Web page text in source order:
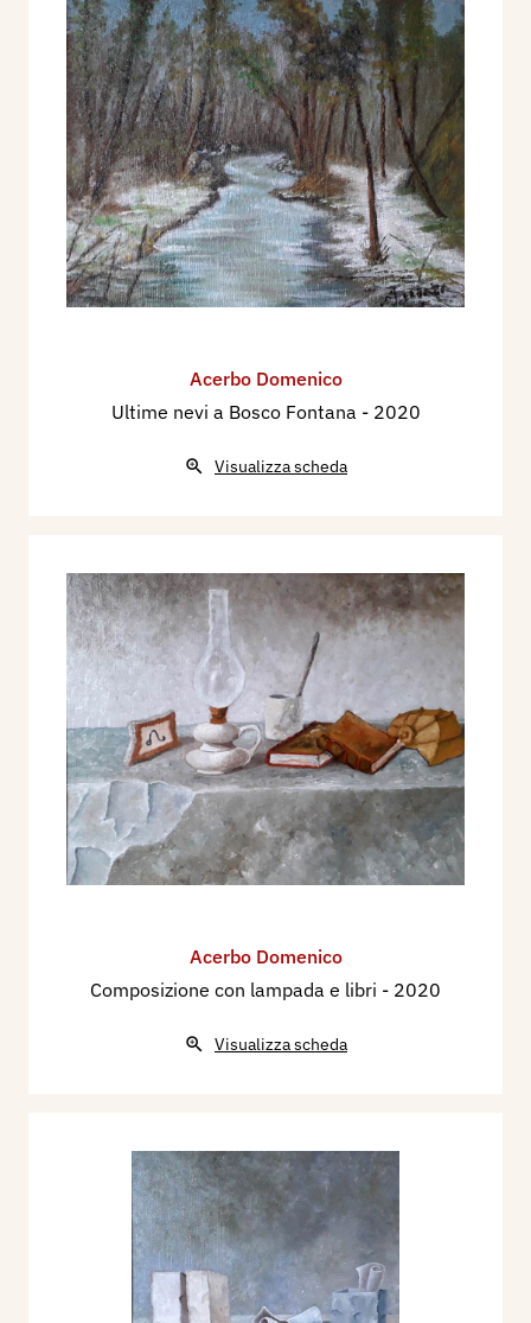
Acerbo Domenico
Ultime nevi a Bosco Fontana - 2020
Visualizza scheda
Acerbo Domenico
Composizione con lampada e libri - 2020
Visualizza scheda